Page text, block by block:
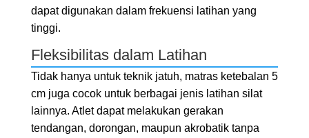
dapat digunakan dalam frekuensi latihan yang
tinggi.
Fleksibilitas dalam Latihan
Tidak hanya untuk teknik jatuh, matras ketebalan 5
cm juga cocok untuk berbagai jenis latihan silat
lainnya. Atlet dapat melakukan gerakan
tendangan, dorongan, maupun akrobatik tanpa